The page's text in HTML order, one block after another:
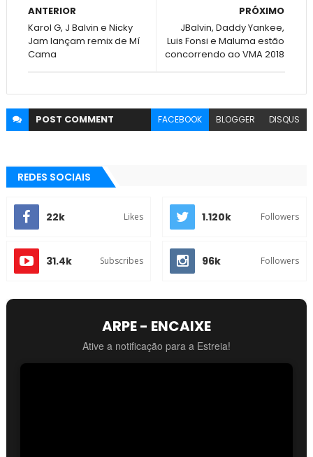
PRÓXIMO
JBalvin, Daddy Yankee,
Luis Fonsi e Maluma estão
concorrendo ao VMA 2018
ANTERIOR
Karol G, J Balvin e Nicky
Jam lançam remix de Mí
Cama
POST COMMENT FACEBOOK BLOGGER DISQUS
REDES SOCIAIS
22k Likes 1.120k Followers
31.4k Subscribes 96k Followers
ARPE - ENCAIXE
Ative a notificação para a Estreia!